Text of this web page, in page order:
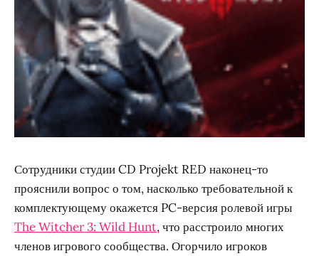
Сотрудники студии CD Projekt RED наконец-то
прояснили вопрос о том, насколько требовательной к
комплектующему окажется PC-версия ролевой игры
The Witcher 3: Wild Hunt, что расстроило многих
членов игрового сообщества. Огорчило игроков